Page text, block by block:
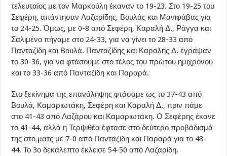
τελευταίος με τον Μαρκούλη έκαναν το 19-23. Στο 19-25 του
Σεφέρη, απάντησαν Λαζαρίδης, Βουλάς και Μανιφάβας για
το 24-25. Όμως, με 0-8 από Σεφέρη, Καραλή Δ., Ράγγα και
Σαλιμένο πήγαμε στο 24-33, για να γίνει το 28-33 από
Πανταζίδη και Βουλά. Πανταζίδης και Καραλής Δ. έγραψαν
το 30-36, για να φτάσουμε στο τέλος του πρώτου ημιχρόνου
και το 33-36 από Πανταζίδη και Παραρά.
Στο ξεκίνημα της επανάληψης φτάσαμε ως το 37-43 από
Βουλά, Καμαριωτάκη, Σεφέρη και Καραλή Δ., πριν πάμε
στο 41-43 από Λαζάρου και Καμαριωτάκη. Ο Σεφέρης έκανε
το 41-44, αλλά η Τερψιθέα έφτασε στο δεύτερο προβάδισμά
της στο ματς με 7-0 από Πανταζίδη και Παραρά για το 48-
44. Το 3ο δεκάλεπτο έκλεισε 54-50 από Λαζαρίδη,